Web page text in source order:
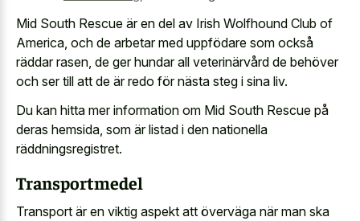
Mid South Rescue är en del av Irish Wolfhound Club of
America, och de arbetar med uppfödare som också
räddar rasen, de ger hundar all veterinärvård de behöver
och ser till att de är redo för nästa steg i sina liv.
Du kan hitta mer information om Mid South Rescue på
deras hemsida, som är listad i den nationella
räddningsregistret.
Transportmedel
Transport är en viktig aspekt att överväga när man ska